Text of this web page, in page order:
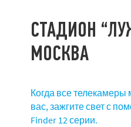
СТАДИОН
МОСКВА
Когда все
вас, зажгите свет с
Finder 12 серии.